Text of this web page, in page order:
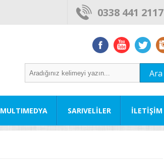
0338 441 2117
Ara
MULTIMEDYA SARIVELİLER İLETİŞİM